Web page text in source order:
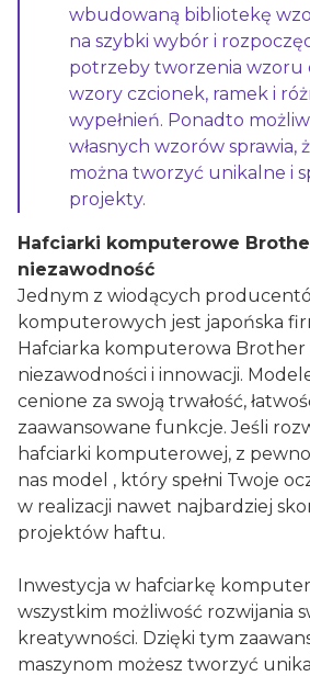
wbudowaną bibliotekę
na szybki wybór i
potrzeby tworzenia wzoru
wzory czcionek, ramek i
wypełnień. Ponadto
własnych wzorów sprawia,
można tworzyć unikalne i
projekty.
Hafciarki komputerowe
niezawodność
Jednym z wiodących
komputerowych jest japońska
Hafciarka komputerowa Brother
niezawodności i innowacji.
cenione za swoją trwałość,
zaawansowane funkcje. Jeśli
hafciarki komputerowej, z
nas model , który spełni Twoje
w realizacji nawet najbardziej
projektów haftu.
Inwestycja w hafciarkę
wszystkim możliwość rozwijania
kreatywności. Dzięki tym
maszynom możesz tworzyć